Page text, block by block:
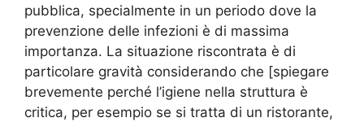
pubblica, specialmente in un periodo dove la
prevenzione delle infezioni è di massima
importanza. La situazione riscontrata è di
particolare gravità considerando che [spiegare
brevemente perché l’igiene nella struttura è
critica, per esempio se si tratta di un ristorante,